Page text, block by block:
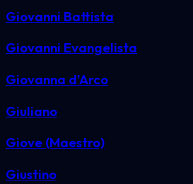
Giovanni Battista
Giovanni Evangelista
Giovanna d'Arco
Giuliano
Giove (Maestro)
Giustino